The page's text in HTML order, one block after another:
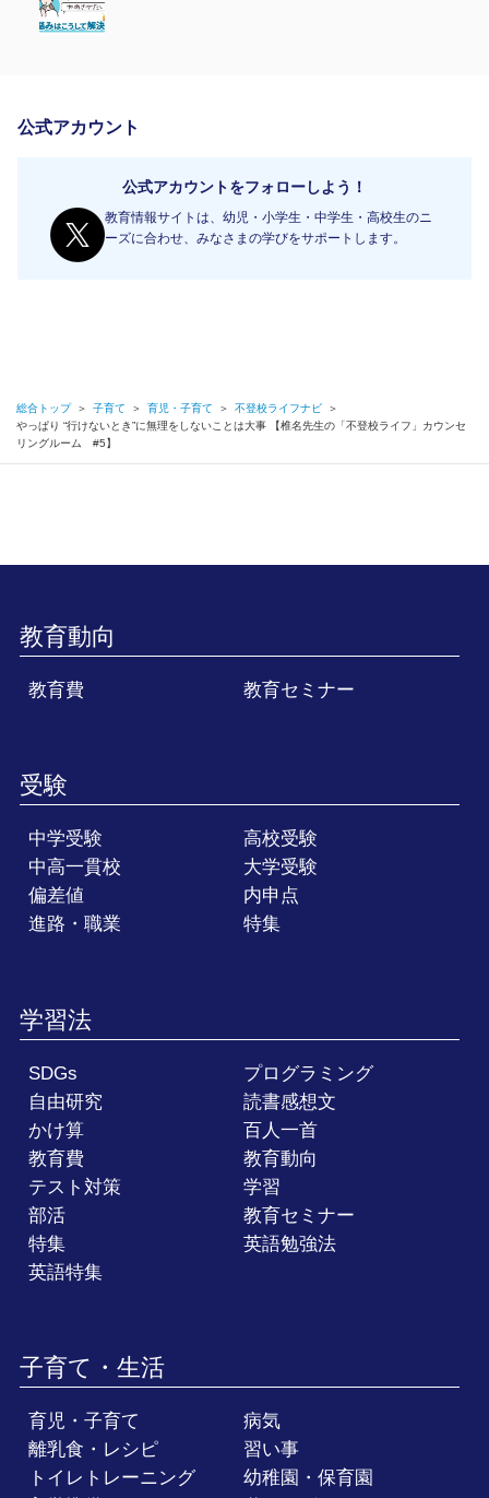
公式アカウント
公式アカウントをフォローしよう！
教育情報サイトは、幼児・小学生・中学生・高校生のニ
ーズに合わせ、みなさまの学びをサポートします。
総合トップ ＞ 子育て ＞ 育児・子育て ＞ 不登校ライフナビ
＞
やっぱり “行けないとき”に無理をしないことは大事 【椎名先生の「不登校ライフ」カウンセ
リングルーム #5】
教育動向
教育費 教育セミナー
受験
中学受験
高校受験
中高一貫校
大学受験
偏差値
内申点
進路・職業
特集
学習法
SDGs
プログラミング
自由研究
読書感想文
かけ算
百人一首
教育費
教育動向
テスト対策
学習
部活
教育セミナー
特集
英語勉強法
英語特集
子育て・生活
育児・子育て
病気
離乳食・レシピ
習い事
トイレトレーニング
幼稚園・保育園